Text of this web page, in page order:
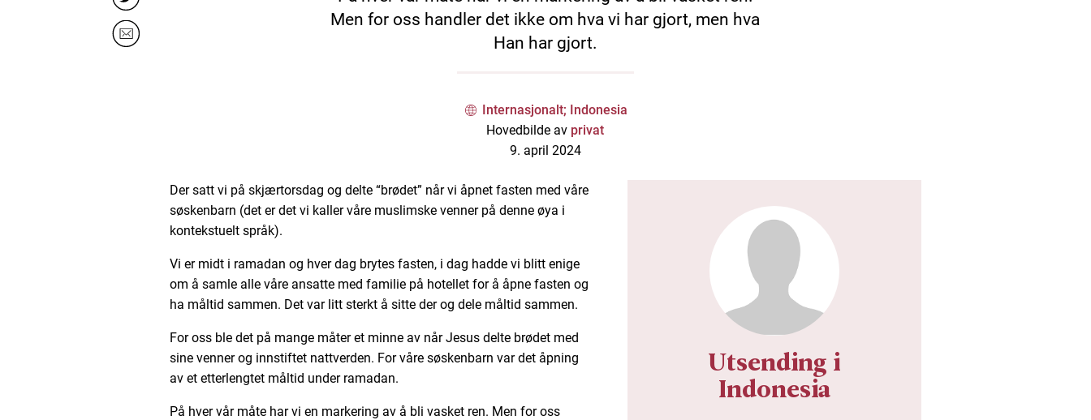
Men for oss handler det ikke om hva vi har gjort, men hva
Han har gjort.
Internasjonalt; Indonesia
Hovedbilde av privat
9. april 2024
Der satt vi på skjærtorsdag og delte “brødet” når vi åpnet fasten med våre
søskenbarn (det er det vi kaller våre muslimske venner på denne øya i
kontekstuelt språk).
Vi er midt i ramadan og hver dag brytes fasten, i dag hadde vi blitt enige
om å samle alle våre ansatte med familie på hotellet for å åpne fasten og
ha måltid sammen. Det var litt sterkt å sitte der og dele måltid sammen.
For oss ble det på mange måter et minne av når Jesus delte brødet med
sine venner og innstiftet nattverden. For våre søskenbarn var det åpning
av et etterlengtet måltid under ramadan.
På hver vår måte har vi en markering av å bli vasket ren. Men for oss
Utsending i
Indonesia